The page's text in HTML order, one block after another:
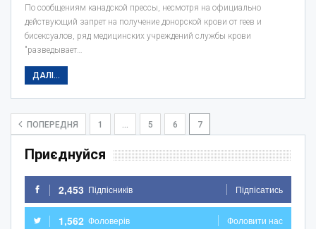
По сообщениям канадской прессы, несмотря на официально
действующий запрет на получение донорской крови от геев и
бисексуалов, ряд медицинских учреждений службы крови
"разведывает…
ДАЛІ...
ПОПЕРЕДНЯ 1 … 5 6 7
Приєднуйся
2,453 Підпісників Підпісатись
1,562 Фоловерів Фоловити нас